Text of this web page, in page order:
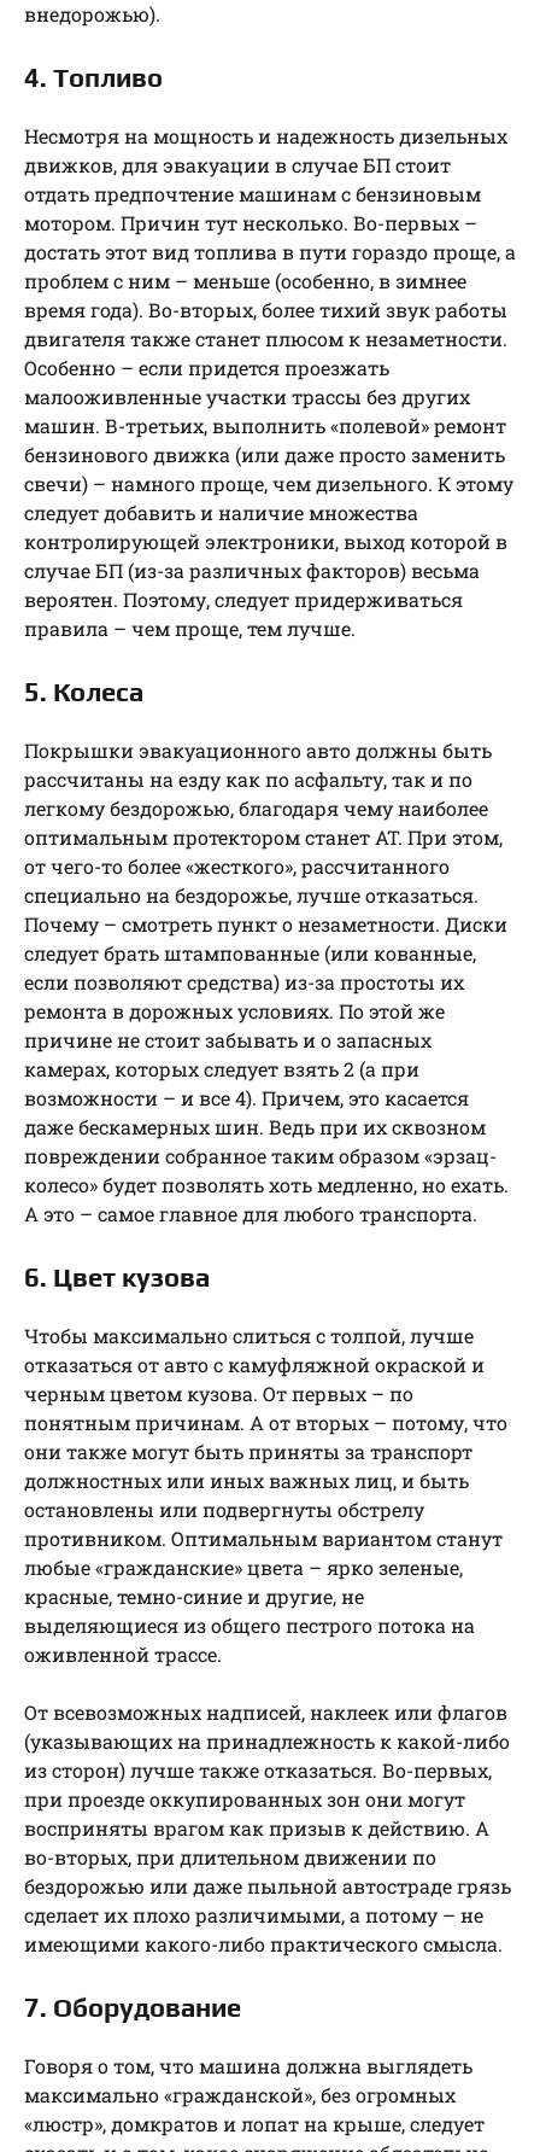
внедорожью).
4. Топливо
Несмотря на мощность и надежность дизельных
движков, для эвакуации в случае БП стоит
отдать предпочтение машинам с бензиновым
мотором. Причин тут несколько. Во-первых –
достать этот вид топлива в пути гораздо проще, а
проблем с ним – меньше (особенно, в зимнее
время года). Во-вторых, более тихий звук работы
двигателя также станет плюсом к незаметности.
Особенно – если придется проезжать
малооживленные участки трассы без других
машин. В-третьих, выполнить «полевой» ремонт
бензинового движка (или даже просто заменить
свечи) – намного проще, чем дизельного. К этому
следует добавить и наличие множества
контролирующей электроники, выход которой в
случае БП (из-за различных факторов) весьма
вероятен. Поэтому, следует придерживаться
правила – чем проще, тем лучше.
5. Колеса
Покрышки эвакуационного авто должны быть
рассчитаны на езду как по асфальту, так и по
легкому бездорожью, благодаря чему наиболее
оптимальным протектором станет AT. При этом,
от чего-то более «жесткого», рассчитанного
специально на бездорожье, лучше отказаться.
Почему – смотреть пункт о незаметности. Диски
следует брать штампованные (или кованные,
если позволяют средства) из-за простоты их
ремонта в дорожных условиях. По этой же
причине не стоит забывать и о запасных
камерах, которых следует взять 2 (а при
возможности – и все 4). Причем, это касается
даже бескамерных шин. Ведь при их сквозном
повреждении собранное таким образом «эрзац-
колесо» будет позволять хоть медленно, но ехать.
А это – самое главное для любого транспорта.
6. Цвет кузова
Чтобы максимально слиться с толпой, лучше
отказаться от авто с камуфляжной окраской и
черным цветом кузова. От первых – по
понятным причинам. А от вторых – потому, что
они также могут быть приняты за транспорт
должностных или иных важных лиц, и быть
остановлены или подвергнуты обстрелу
противником. Оптимальным вариантом станут
любые «гражданские» цвета – ярко зеленые,
красные, темно-синие и другие, не
выделяющиеся из общего пестрого потока на
оживленной трассе.
От всевозможных надписей, наклеек или флагов
(указывающих на принадлежность к какой-либо
из сторон) лучше также отказаться. Во-первых,
при проезде оккупированных зон они могут
восприняты врагом как призыв к действию. А
во-вторых, при длительном движении по
бездорожью или даже пыльной автостраде грязь
сделает их плохо различимыми, а потому – не
имеющими какого-либо практического смысла.
7. Оборудование
Говоря о том, что машина должна выглядеть
максимально «гражданской», без огромных
«люстр», домкратов и лопат на крыше, следует